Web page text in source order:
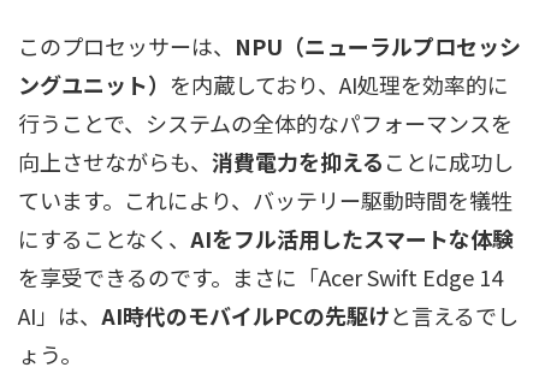
このプロセッサーは、 NPU（ニューラルプロセッシ
ングユニット） を内蔵しており、AI処理を効率的に
行うことで、システムの全体的なパフォーマンスを
向上させながらも、 消費電力を抑えることに成功し
ています。これにより、バッテリー駆動時間を犠牲
にすることなく、 AIをフル活用したスマートな体験
を享受できるのです。まさに「Acer Swift Edge 14
AI」は、 AI時代のモバイルPCの先駆けと言えるでし
ょう。